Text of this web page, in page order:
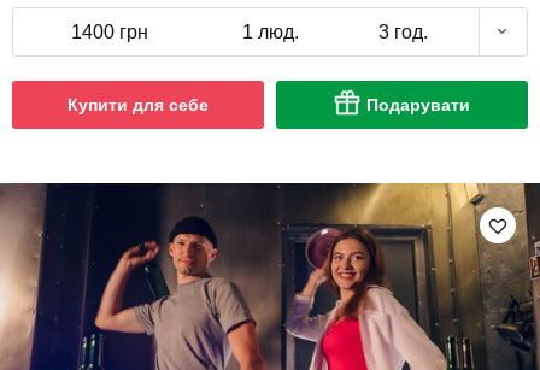
1400 грн 1 люд. 3 год.
Купити для себе Подарувати